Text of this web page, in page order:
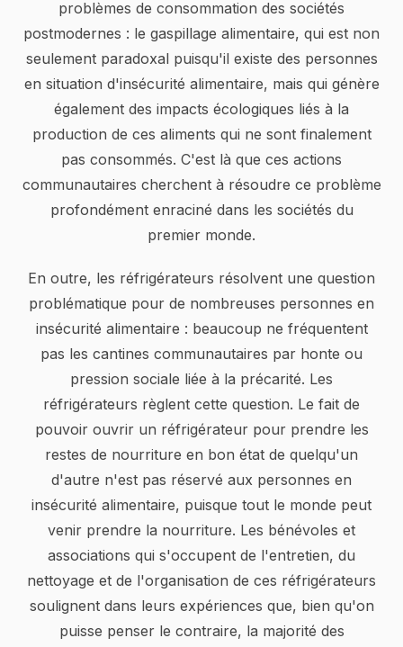
problèmes de consommation des sociétés
postmodernes : le gaspillage alimentaire, qui est non
seulement paradoxal puisqu'il existe des personnes
en situation d'insécurité alimentaire, mais qui génère
également des impacts écologiques liés à la
production de ces aliments qui ne sont finalement
pas consommés. C'est là que ces actions
communautaires cherchent à résoudre ce problème
profondément enraciné dans les sociétés du
premier monde.
En outre, les réfrigérateurs résolvent une question
problématique pour de nombreuses personnes en
insécurité alimentaire : beaucoup ne fréquentent
pas les cantines communautaires par honte ou
pression sociale liée à la précarité. Les
réfrigérateurs règlent cette question. Le fait de
pouvoir ouvrir un réfrigérateur pour prendre les
restes de nourriture en bon état de quelqu'un
d'autre n'est pas réservé aux personnes en
insécurité alimentaire, puisque tout le monde peut
venir prendre la nourriture. Les bénévoles et
associations qui s'occupent de l'entretien, du
nettoyage et de l'organisation de ces réfrigérateurs
soulignent dans leurs expériences que, bien qu'on
puisse penser le contraire, la majorité des